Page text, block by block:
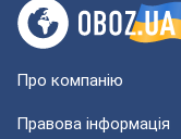
Про компанію
Правова інформація